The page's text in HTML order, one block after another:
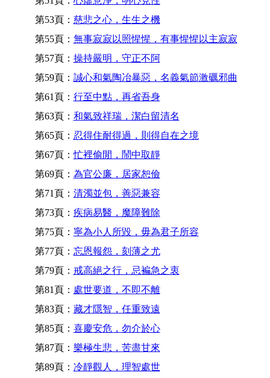
第53頁： 慈悲之心，生生之機
第55頁： 無事寂寂以照惺惺，有事惺惺以主寂寂
第57頁： 操持嚴明，守正不阿
第59頁： 誠心和氣陶冶暴惡，名義氣節激礪邪曲
第61頁： 行至中點，再省吾身
第63頁： 和氣致祥瑞，潔白留清名
第65頁： 忍得住耐得過，則得自在之境
第67頁：忙裡偷閒，鬧中取靜
第69頁： 為官公廉，居家恕儉
第71頁： 清濁並包，善惡兼容
第73頁： 疾病易醫，魔障難除
第75頁： 寧為小人所毀，毋為君子所容
第77頁： 忘恩報怨，刻薄之尤
第79頁： 戒高絕之行，忌褊急之衷
第81頁： 處世要道，不即不離
第83頁： 藏才隱智，任重致遠
第85頁： 喜慶安危，勿介於心
第87頁： 樂極生悲，苦盡甘來
第89頁： 冷靜觀人，理智處世